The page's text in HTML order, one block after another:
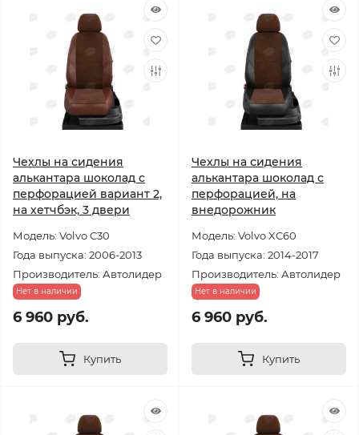
Чехлы на сидения
алькантара шоколад с
перфорацией вариант 2,
на хетчбэк, 3 двери
Модель: Volvo C30
Года выпуска: 2006-2013
Производитель: Автолидер
Нет в наличии
6 960 руб.
Купить
Чехлы на сидения
алькантара шоколад с
перфорацией, на
внедорожник
Модель: Volvo XC60
Года выпуска: 2014-2017
Производитель: Автолидер
Нет в наличии
6 960 руб.
Купить